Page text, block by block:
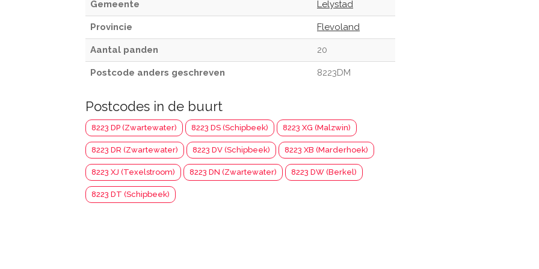
Gemeente Lelystad
Provincie Flevoland
Aantal panden 20
Postcode anders geschreven 8223DM
Postcodes in de buurt
8223 DP (Zwartewater) 8223 DS (Schipbeek) 8223 XG (Malzwin)
8223 DR (Zwartewater) 8223 DV (Schipbeek) 8223 XB (Marderhoek)
8223 XJ (Texelstroom) 8223 DN (Zwartewater) 8223 DW (Berkel)
8223 DT (Schipbeek)